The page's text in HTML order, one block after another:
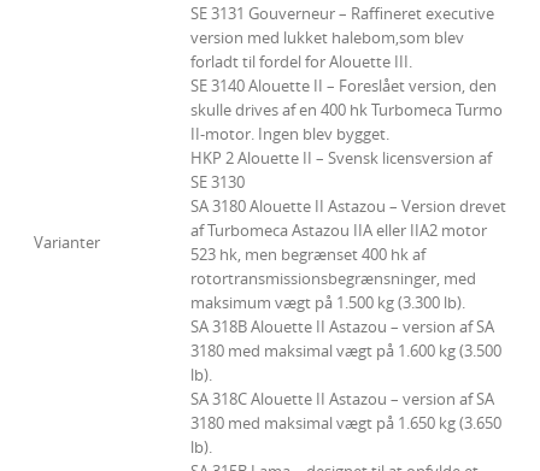
Varianter
SE 3131 Gouverneur – Raffineret executive
version med lukket halebom,som blev
forladt til fordel for Alouette III.
SE 3140 Alouette II – Foreslået version, den
skulle drives af en 400 hk Turbomeca Turmo
II-motor. Ingen blev bygget.
HKP 2 Alouette II – Svensk licensversion af
SE 3130
SA 3180 Alouette II Astazou – Version drevet
af Turbomeca Astazou IIA eller IIA2 motor
523 hk, men begrænset 400 hk af
rotortransmissionsbegrænsninger, med
maksimum vægt på 1.500 kg (3.300 lb).
SA 318B Alouette II Astazou – version af SA
3180 med maksimal vægt på 1.600 kg (3.500
lb).
SA 318C Alouette II Astazou – version af SA
3180 med maksimal vægt på 1.650 kg (3.650
lb).